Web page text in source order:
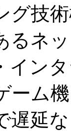
グ技
るネ
イン
ーム
遅延